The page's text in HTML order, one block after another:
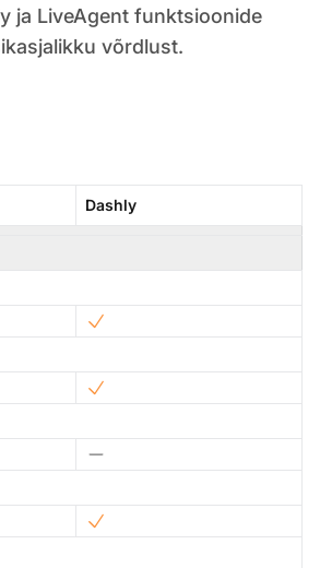
ja LiveAgent funktsioonide
võrdlust.
Dashly